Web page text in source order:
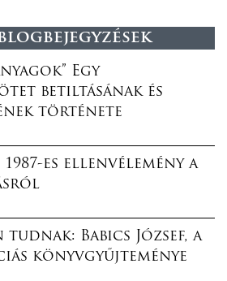
Egy
betiltásának és
története
es ellenvélemény a
Babics József, a
könyvgyűjteménye